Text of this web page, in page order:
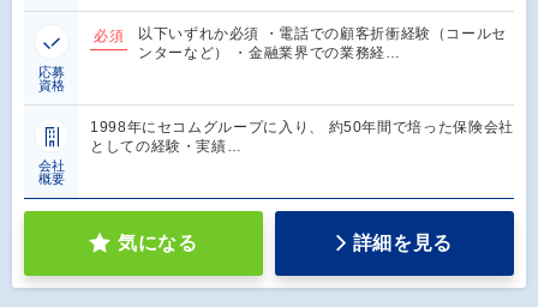
応募
資格
必須
以下いずれか必須 ・電話での顧客折衝経験（コールセ
ンターなど） ・金融業界での業務経…
会社
概要
1998年にセコムグループに入り、 約50年間で培った保険会社
としての経験・実績…
気になる 詳細を見る